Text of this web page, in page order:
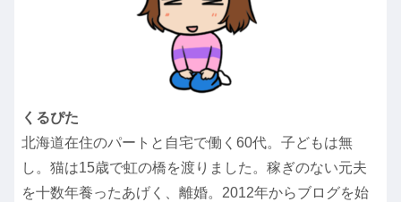
くるぴた
北海道在住のパートと自宅で働く60代。子どもは無
し。猫は15歳で虹の橋を渡りました。稼ぎのない元夫
を十数年養ったあげく、離婚。2012年からブログを始